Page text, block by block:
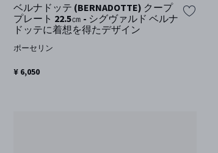
ベルナドッテ (BERNADOTTE) クープ
プレート 22.5㎝ - シグヴァルド ベルナ
ドッテに着想を得たデザイン
ポーセリン
¥ 6,050